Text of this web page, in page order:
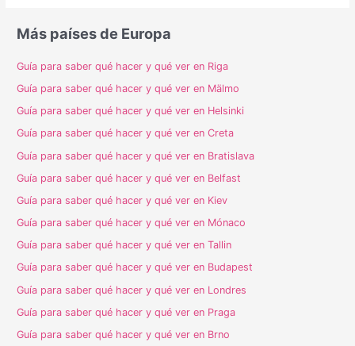
Más países de Europa
Guía para saber qué hacer y qué ver en Riga
Guía para saber qué hacer y qué ver en Mälmo
Guía para saber qué hacer y qué ver en Helsinki
Guía para saber qué hacer y qué ver en Creta
Guía para saber qué hacer y qué ver en Bratislava
Guía para saber qué hacer y qué ver en Belfast
Guía para saber qué hacer y qué ver en Kiev
Guía para saber qué hacer y qué ver en Mónaco
Guía para saber qué hacer y qué ver en Tallin
Guía para saber qué hacer y qué ver en Budapest
Guía para saber qué hacer y qué ver en Londres
Guía para saber qué hacer y qué ver en Praga
Guía para saber qué hacer y qué ver en Brno